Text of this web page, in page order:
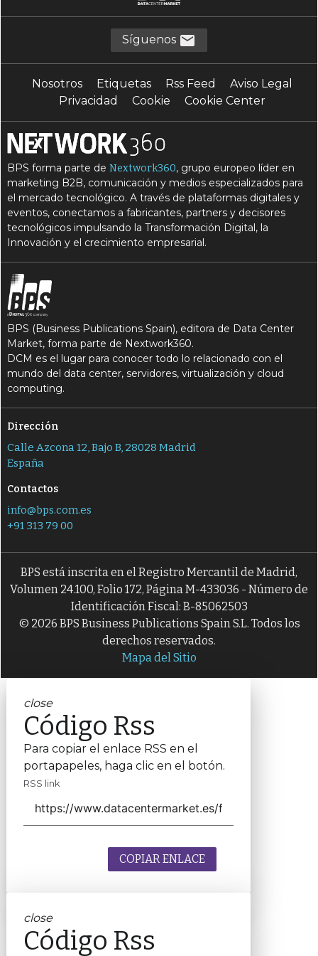
Síguenos
Nosotros Etiquetas Rss Feed
Aviso Legal
Privacidad
Cookie Cookie Center
BPS forma parte deNextwork360, grupo europeo líder en
marketing B2B, comunicación y medios especializados para
el mercado tecnológico. A través de plataformas digitales y
eventos, conectamos a fabricantes, partners y decisores
tecnológicos impulsando la Transformación Digital, la
Innovación y el crecimiento empresarial.
BPS (Business Publications Spain), editora de Data Center
Market, forma parte de Nextwork360.
DCM es el lugar para conocer todo lo relacionado con el
mundo del data center, servidores, virtualización y cloud
computing.
Dirección
Calle Azcona 12, Bajo B, 28028 Madrid
España
Contactos
info@bps.com.es
+91 313 79 00
BPS está inscrita en el Registro Mercantil de Madrid,
Volumen 24.100, Folio 172, Página M-433036 - Número de
Identificación Fiscal: B-85062503
© 2026 BPS Business Publications Spain S.L. Todos los
derechos reservados.
Mapa del Sitio
close
Código Rss
Para copiar el enlace RSS en el
portapapeles, haga clic en el botón.
RSS link
COPIAR ENLACE
close
Código Rss